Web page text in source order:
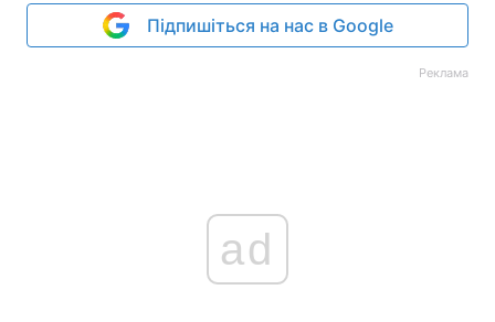
Підпишіться на нас в Google
Реклама
ad